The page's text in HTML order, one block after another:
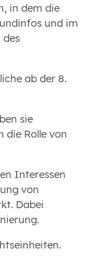
in dem die
und im
des
ab der 8.
sie
die Rolle von
Interessen
von
Dabei